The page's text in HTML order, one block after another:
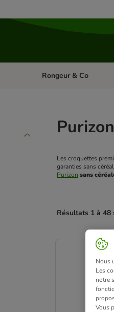
catégories: ChienDérouler les catégories:
Rongeur & Co
Les croquettes
garanties sans
Purizon sans
Résultats 1 à 48
product items
Nous
Les
notre
Vous